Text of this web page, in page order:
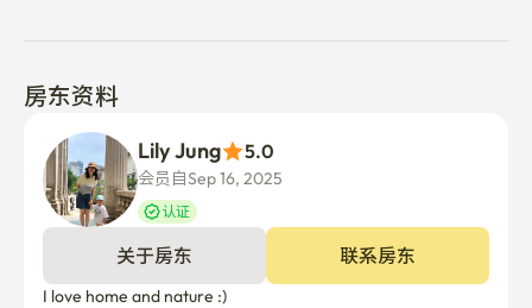
房东资料
Lily Jung 5.0
会员自Sep 16, 2025
认证
关于房东 联系房东
I love home and nature :)